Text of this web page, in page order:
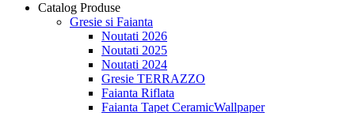
Catalog Produse
Gresie si Faianta
Noutati 2026
Noutati 2025
Noutati 2024
Gresie TERRAZZO
Faianta Riflata
Faianta Tapet CeramicWallpaper